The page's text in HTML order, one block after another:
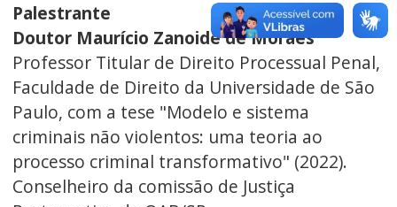
Palestrante
Doutor Maurício Zanoide de Moraes
Professor Titular de Direito Processual Penal,
Faculdade de Direito da Universidade de São
Paulo, com a tese "Modelo e sistema
criminais não violentos: uma teoria ao
processo criminal transformativo" (2022).
Conselheiro da comissão de Justiça